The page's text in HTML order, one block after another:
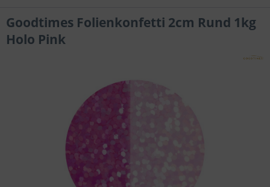
Goodtimes Folienkonfetti 2cm Rund 1kg
Holo Pink